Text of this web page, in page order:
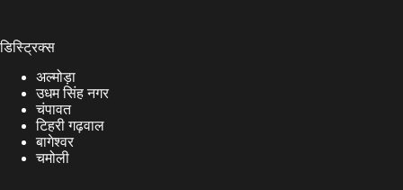
डिस्ट्रिक्स
अल्मोड़ा
उधम सिंह नगर
चंपावत
टिहरी गढ़वाल
बागेश्वर
चमोली